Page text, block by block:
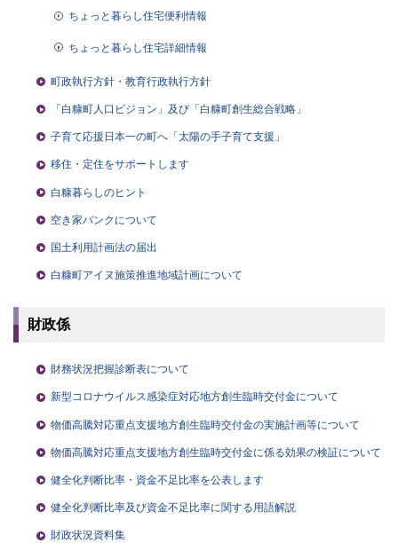
ちょっと暮らし住宅便利情報
ちょっと暮らし住宅詳細情報
町政執行方針・教育行政執行方針
「白糠町人口ビジョン」及び「白糠町創生総合戦略」
子育て応援日本一の町へ「太陽の手子育て支援」
移住・定住をサポートします
白糠暮らしのヒント
空き家バンクについて
国土利用計画法の届出
白糠町アイヌ施策推進地域計画について
財政係
財務状況把握診断表について
新型コロナウイルス感染症対応地方創生臨時交付金について
物価高騰対応重点支援地方創生臨時交付金の実施計画等について
物価高騰対応重点支援地方創生臨時交付金に係る効果の検証について
健全化判断比率・資金不足比率を公表します
健全化判断比率及び資金不足比率に関する用語解説
財政状況資料集